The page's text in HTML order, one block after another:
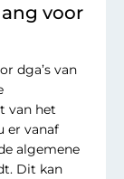
voor
dga’s van
van het
er vanaf
algemene
Dit kan